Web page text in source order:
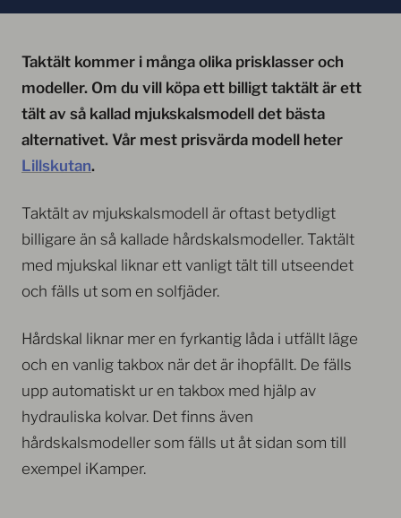
Taktält kommer i många olika prisklasser och
modeller. Om du vill köpa ett billigt taktält är ett
tält av så kallad mjukskalsmodell det bästa
alternativet. Vår mest prisvärda modell heter
Lillskutan.
Taktält av mjukskalsmodell är oftast betydligt
billigare än så kallade hårdskalsmodeller. Taktält
med mjukskal liknar ett vanligt tält till utseendet
och fälls ut som en solfjäder.
Hårdskal liknar mer en fyrkantig låda i utfällt läge
och en vanlig takbox när det är ihopfällt. De fälls
upp automatiskt ur en takbox med hjälp av
hydrauliska kolvar. Det finns även
hårdskalsmodeller som fälls ut åt sidan som till
exempel iKamper.